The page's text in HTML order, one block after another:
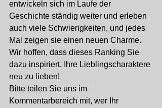
entwickeln sich im Laufe der
Geschichte ständig weiter und erleben
auch viele Schwierigkeiten, und jedes
Mal zeigen sie einen neuen Charme.
Wir hoffen, dass dieses Ranking Sie
dazu inspiriert, Ihre Lieblingscharaktere
neu zu lieben!
Bitte teilen Sie uns im
Kommentarbereich mit, wer Ihr